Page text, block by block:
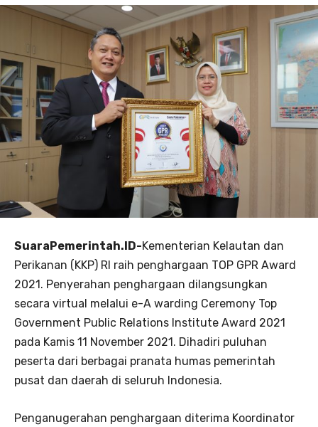
SuaraPemerintah.ID-Kementerian Kelautan dan
Perikanan (KKP) RI raih penghargaan TOP GPR Award
2021. Penyerahan penghargaan dilangsungkan
secara virtual melalui e-A warding Ceremony Top
Government Public Relations Institute Award 2021
pada Kamis 11 November 2021. Dihadiri puluhan
peserta dari berbagai pranata humas pemerintah
pusat dan daerah di seluruh Indonesia.
Penganugerahan penghargaan diterima Koordinator